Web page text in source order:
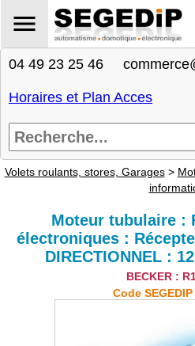
04 49 23 25 46
Horaires et Plan Acces
Volets roulants, stores, Garages>
Moteur tubulaire :
électroniques :
DIRECTIONNEL :
BECKER :
Code